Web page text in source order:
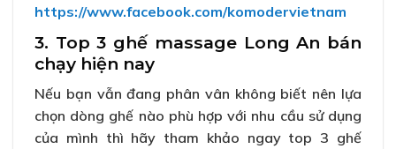
https://www.facebook.com/komodervietnam
3. Top 3 ghế massage Long An bán
chạy hiện nay
Nếu bạn vẫn đang phân vân không biết nên lựa
chọn dòng ghế nào phù hợp với nhu cầu sử dụng
của mình thì hãy tham khảo ngay top 3 ghế